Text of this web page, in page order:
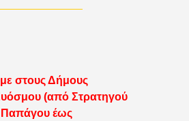
στους Δήμους
(από Στρατηγού
έως